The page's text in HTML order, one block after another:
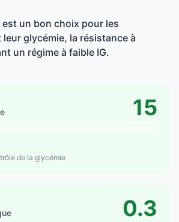
est un bon choix pour les
glycémie, la résistance à
un régime à faible IG.
15
de la glycémie
0.3